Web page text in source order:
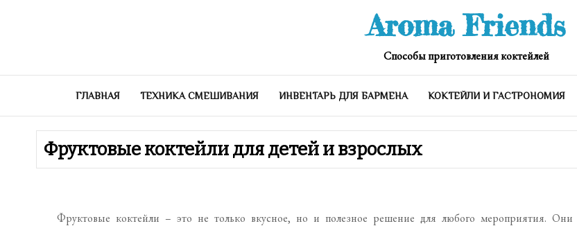
Aroma Friends
Способы приготовления коктейлей
ГЛАВНАЯ ТЕХНИКА СМЕШИВАНИЯ ИНВЕНТАРЬ ДЛЯ БАРМЕНА КОКТЕЙЛИ И ГАСТРОНОМИЯ
Фруктовые коктейли для детей и взрослых
Фруктовые коктейли – это не только вкусное, но и полезное решение для любого мероприятия. Они